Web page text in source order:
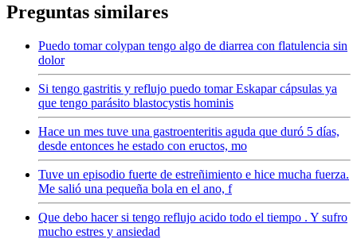
Preguntas similares
Puedo tomar colypan tengo algo de diarrea con flatulencia sin
dolor
Si tengo gastritis y reflujo puedo tomar Eskapar cápsulas ya
que tengo parásito blastocystis hominis
Hace un mes tuve una gastroenteritis aguda que duró 5 días,
desde entonces he estado con eructos, mo
Tuve un episodio fuerte de estreñimiento e hice mucha fuerza.
Me salió una pequeña bola en el ano, f
Que debo hacer si tengo reflujo acido todo el tiempo . Y sufro
mucho estres y ansiedad